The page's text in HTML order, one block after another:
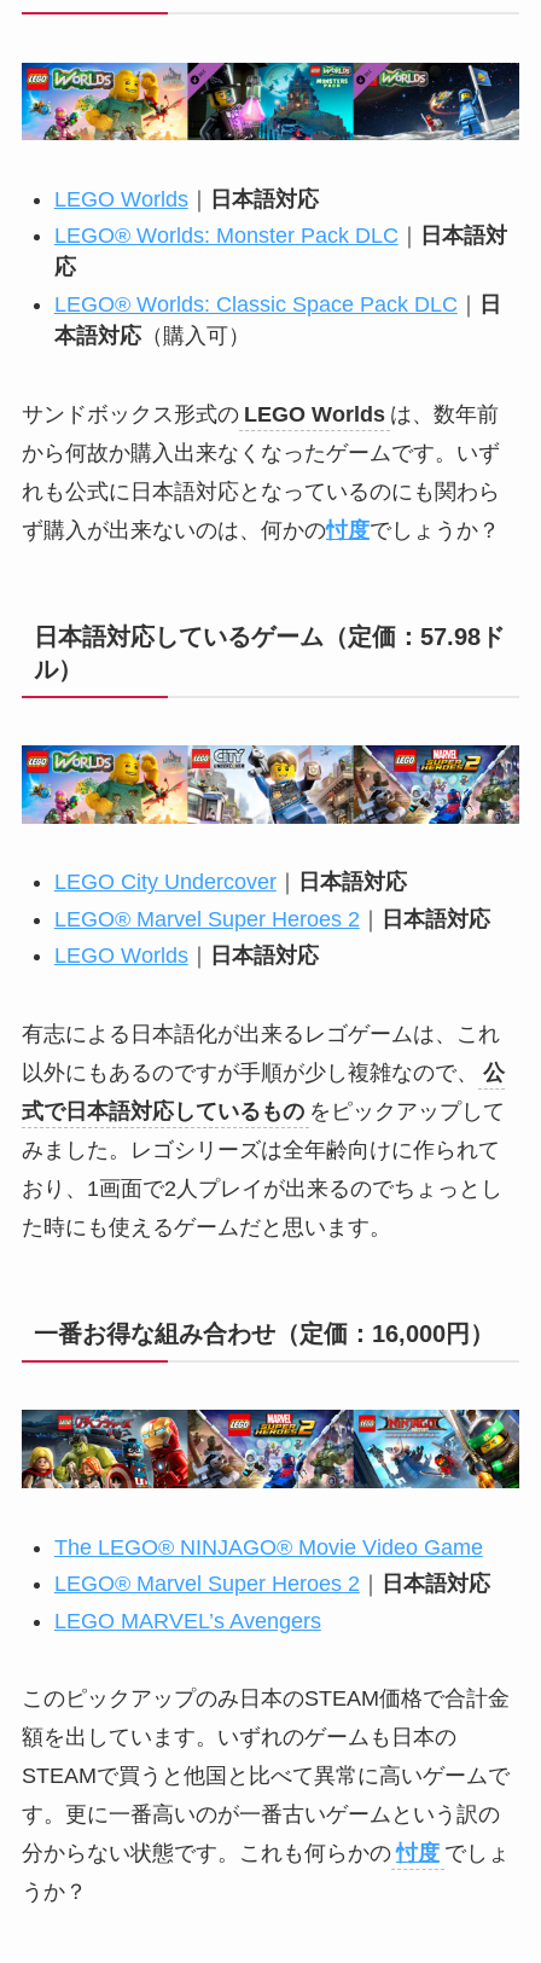
LEGO Worlds｜ 日本語対応
LEGO® Worlds: Monster Pack DLC
日本語対
応
LEGO® Worlds: Classic Space Pack DLC ｜ 日
本語対応（購入可）
サンドボックス形式の LEGO Worlds は、数年前
から何故か購入出来なくなったゲームです。いず
れも公式に日本語対応となっているのにも関わら
ず購入が出来ないのは、何かの忖度でしょうか？
日本語対応しているゲーム（定価：57.98ド
ル）
LEGO City Undercover｜
日本語対応
LEGO® Marvel Super Heroes 2 ｜ 日本語対応
LEGO Worlds｜ 日本語対応
有志による日本語化が出来るレゴゲームは、これ
以外にもあるのですが手順が少し複雑なので、
公
式で日本語対応しているもの をピックアップして
みました。レゴシリーズは全年齢向けに作られて
おり、1画面で2人プレイが出来るのでちょっとし
た時にも使えるゲームだと思います。
一番お得な組み合わせ（定価：16,000円）
The LEGO® NINJAGO® Movie Video Game
LEGO® Marvel Super Heroes 2
日本語対応
LEGO MARVEL’s Avengers
このピックアップのみ日本のSTEAM価格で合計金
額を出しています。いずれのゲームも日本の
STEAMで買うと他国と比べて異常に高いゲームで
す。更に一番高いのが一番古いゲームという訳の
分からない状態です。これも何らかの 忖度 でしょ
うか？